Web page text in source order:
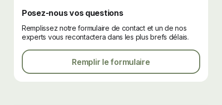
Posez-nous vos questions
Remplissez notre formulaire de contact et un de nos
experts vous recontactera dans les plus brefs délais.
Remplir le formulaire